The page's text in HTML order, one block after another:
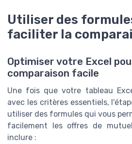
Utiliser des
faciliter la
Optimiser votre Excel
comparaison facile
Une fois que votre tableau
avec les critères essentiels,
utiliser des formules qui vous
facilement les offres de
inclure :